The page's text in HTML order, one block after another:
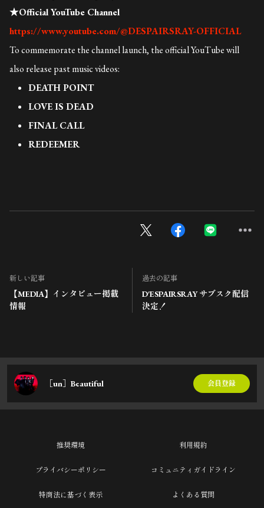
★Official YouTube Channel
https://www.youtube.com/@DESPAIRSRAY-OFFICIAL
To commemorate the channel launch, the official YouTube will
also release past music videos:
DEATH POINT
LOVE IS DEAD
FINAL CALL
REDEEMER
新しい記事
【MEDIA】インタビュー掲載
情報
過去の記事
D'ESPAIRSRAY サブスク配信
決定！
［un］Beautiful 会員登録
推奨環境 利用規約
プライバシーポリシー コミュニティガイドライン
特商法に基づく表示 よくある質問